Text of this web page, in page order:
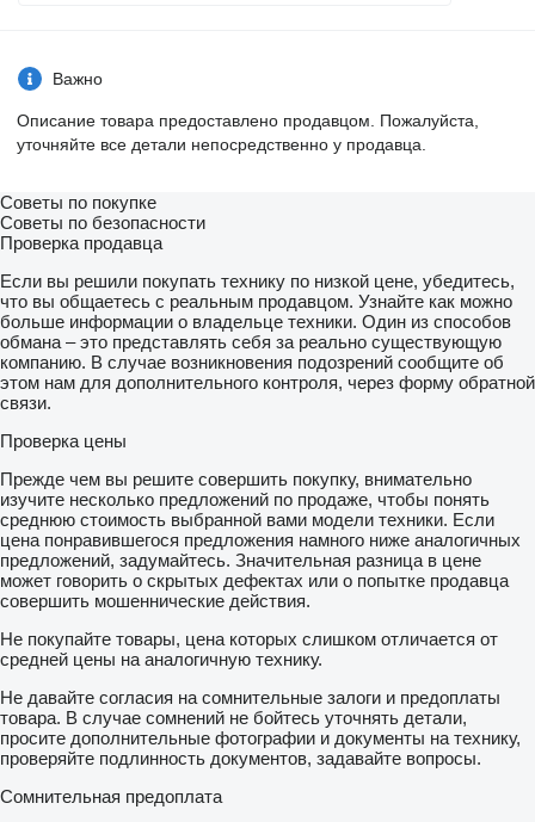
Важно
Описание товара предоставлено продавцом. Пожалуйста,
уточняйте все детали непосредственно у продавца.
Советы по покупке
Советы по безопасности
Проверка продавца
Если вы решили покупать технику по низкой цене, убедитесь,
что вы общаетесь с реальным продавцом. Узнайте как можно
больше информации о владельце техники. Один из способов
обмана – это представлять себя за реально существующую
компанию. В случае возникновения подозрений сообщите об
этом нам для дополнительного контроля, через форму обратной
связи.
Проверка цены
Прежде чем вы решите совершить покупку, внимательно
изучите несколько предложений по продаже, чтобы понять
среднюю стоимость выбранной вами модели техники. Если
цена понравившегося предложения намного ниже аналогичных
предложений, задумайтесь. Значительная разница в цене
может говорить о скрытых дефектах или о попытке продавца
совершить мошеннические действия.
Не покупайте товары, цена которых слишком отличается от
средней цены на аналогичную технику.
Не давайте согласия на сомнительные залоги и предоплаты
товара. В случае сомнений не бойтесь уточнять детали,
просите дополнительные фотографии и документы на технику,
проверяйте подлинность документов, задавайте вопросы.
Сомнительная предоплата